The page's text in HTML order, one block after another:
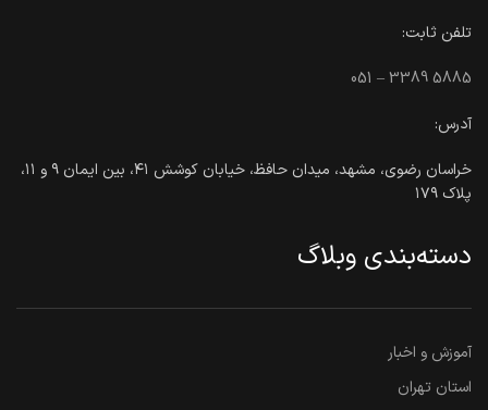
تلفن ثابت:
051 – 3389 5885
آدرس:
خراسان رضوی، مشهد، میدان حافظ، خیابان کوشش ۴۱، بین ایمان ۹ و ۱۱،
پلاک ۱۷۹
دسته‌بندی وبلاگ
آموزش و اخبار
استان تهران